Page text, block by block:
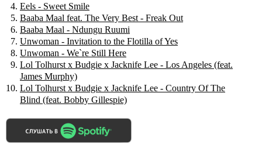
Eels - Sweet Smile
Baaba Maal feat. The Very Best - Freak Out
Baaba Maal - Ndungu Ruumi
Unwoman - Invitation to the Flotilla of Yes
Unwoman - We`re Still Here
Lol Tolhurst x Budgie x Jacknife Lee - Los Angeles (feat.
James Murphy)
Lol Tolhurst x Budgie x Jacknife Lee - Country Of The
Blind (feat. Bobby Gillespie)